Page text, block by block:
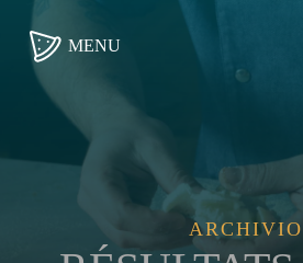
MENU
ARCHIVIO